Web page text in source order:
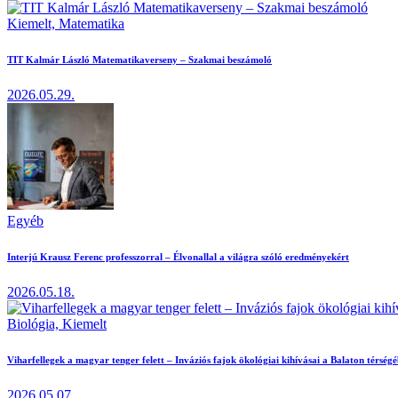
Kiemelt, Matematika
TIT Kalmár László Matematikaverseny – Szakmai beszámoló
2026.05.29.
Egyéb
Interjú Krausz Ferenc professzorral – Élvonallal a világra szóló eredményekért
2026.05.18.
Biológia, Kiemelt
Viharfellegek a magyar tenger felett – Inváziós fajok ökológiai kihívásai a Balaton
2026.05.07.